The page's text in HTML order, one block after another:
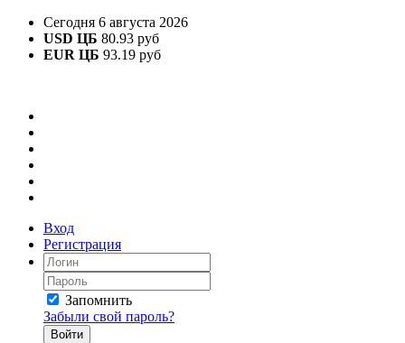
Сегодня 6 августа 2026
USD ЦБ 80.93 руб
EUR ЦБ 93.19 руб
Вход
Регистрация
Запомнить
Забыли свой пароль?